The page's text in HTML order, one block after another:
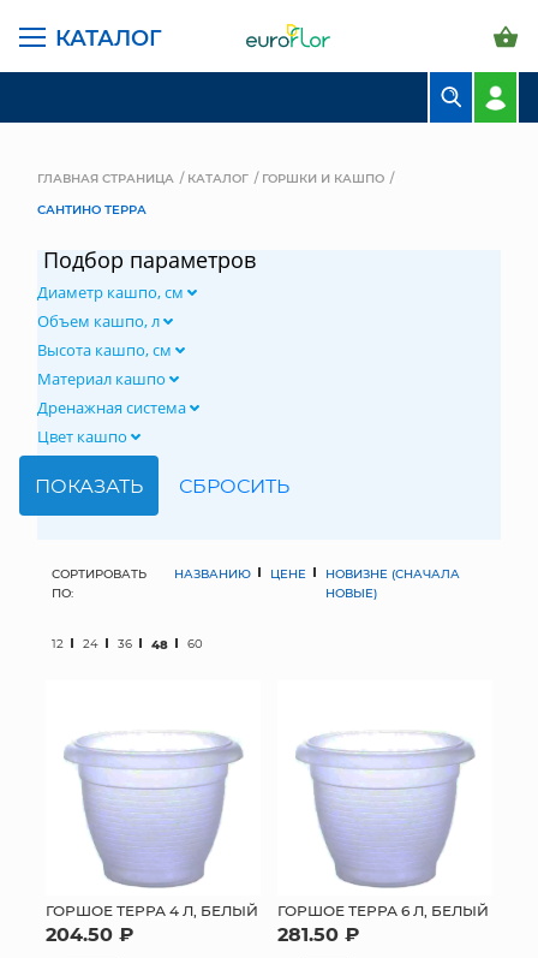
КАТАЛОГ
СВАДЕБНАЯ ФЛОРИСТИКА
МЯГКИЕ ИГРУШКИ
СУНДУКИ
ИСКУССТВЕННЫЕ ЦВЕТЫ
ПАКЕТЫ И СУМКИ
ПОДАРОЧНЫЕ КАРТЫ
ГЛАВНАЯ СТРАНИЦА КАТАЛОГ
ГОРШКИ И КАШПО
САНТИНО ТЕРРА
Подбор параметров
Диаметр кашпо, см
Объем кашпо, л
Высота кашпо, см
Материал кашпо
Дренажная система
Цвет кашпо
СОРТИРОВАТЬ
ПО:
НАЗВАНИЮ ЦЕНЕ
НОВИЗНЕ (СНАЧАЛА
НОВЫЕ)
12 24 36 48 60
ГОРШОЕ ТЕРРА 4 Л, БЕЛЫЙ
204.50 ₽
ГОРШОЕ ТЕРРА 6 Л, БЕЛЫЙ
281.50 ₽